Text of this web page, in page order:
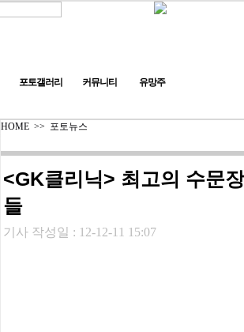
포토갤러리 커뮤니티 유망주
HOME >> 포토뉴스
<GK클리닉> 최고의 수문
들
기사 작성일 : 12-12-11 15:07